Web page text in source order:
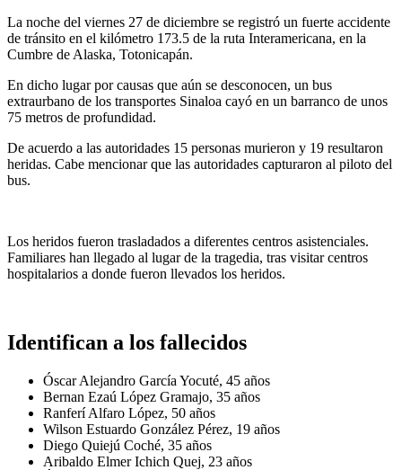
La noche del viernes 27 de diciembre se registró un fuerte accidente
de tránsito en el kilómetro 173.5 de la ruta Interamericana, en la
Cumbre de Alaska, Totonicapán.
En dicho lugar por causas que aún se desconocen, un bus
extraurbano de los transportes Sinaloa cayó en un barranco de unos
75 metros de profundidad.
De acuerdo a las autoridades 15 personas murieron y 19 resultaron
heridas. Cabe mencionar que las autoridades capturaron al piloto del
bus.
Los heridos fueron trasladados a diferentes centros asistenciales.
Familiares han llegado al lugar de la tragedia, tras visitar centros
hospitalarios a donde fueron llevados los heridos.
Identifican a los fallecidos
Óscar Alejandro García Yocuté, 45 años
Bernan Ezaú López Gramajo, 35 años
Ranferí Alfaro López, 50 años
Wilson Estuardo González Pérez, 19 años
Diego Quiejú Coché, 35 años
Aribaldo Elmer Ichich Quej, 23 años